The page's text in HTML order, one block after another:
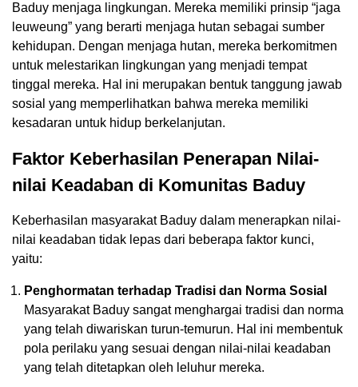
Baduy menjaga lingkungan. Mereka memiliki prinsip “jaga
leuweung” yang berarti menjaga hutan sebagai sumber
kehidupan. Dengan menjaga hutan, mereka berkomitmen
untuk melestarikan lingkungan yang menjadi tempat
tinggal mereka. Hal ini merupakan bentuk tanggung jawab
sosial yang memperlihatkan bahwa mereka memiliki
kesadaran untuk hidup berkelanjutan.
Faktor Keberhasilan Penerapan Nilai-
nilai Keadaban di Komunitas Baduy
Keberhasilan masyarakat Baduy dalam menerapkan nilai-
nilai keadaban tidak lepas dari beberapa faktor kunci,
yaitu:
Penghormatan terhadap Tradisi dan Norma Sosial
Masyarakat Baduy sangat menghargai tradisi dan norma
yang telah diwariskan turun-temurun. Hal ini membentuk
pola perilaku yang sesuai dengan nilai-nilai keadaban
yang telah ditetapkan oleh leluhur mereka.